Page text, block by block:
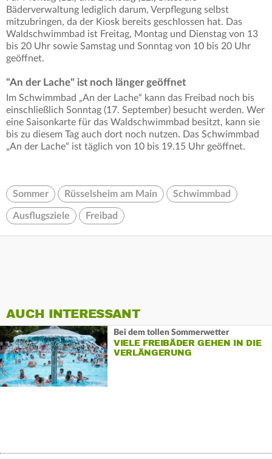
Bäderverwaltung lediglich darum, Verpflegung selbst
mitzubringen, da der Kiosk bereits geschlossen hat. Das
Waldschwimmbad ist Freitag, Montag und Dienstag von 13
bis 20 Uhr sowie Samstag und Sonntag von 10 bis 20 Uhr
geöffnet.
"An der Lache" ist noch länger geöffnet
Im Schwimmbad „An der Lache“ kann das Freibad noch bis
einschließlich Sonntag (17. September) besucht werden. Wer
eine Saisonkarte für das Waldschwimmbad besitzt, kann sie
bis zu diesem Tag auch dort noch nutzen. Das Schwimmbad
„An der Lache“ ist täglich von 10 bis 19.15 Uhr geöffnet.
Sommer Rüsselsheim am Main Schwimmbad
Ausflugsziele Freibad
AUCH INTERESSANT
Bei dem tollen Sommerwetter
VIELE FREIBÄDER GEHEN IN DIE
VERLÄNGERUNG